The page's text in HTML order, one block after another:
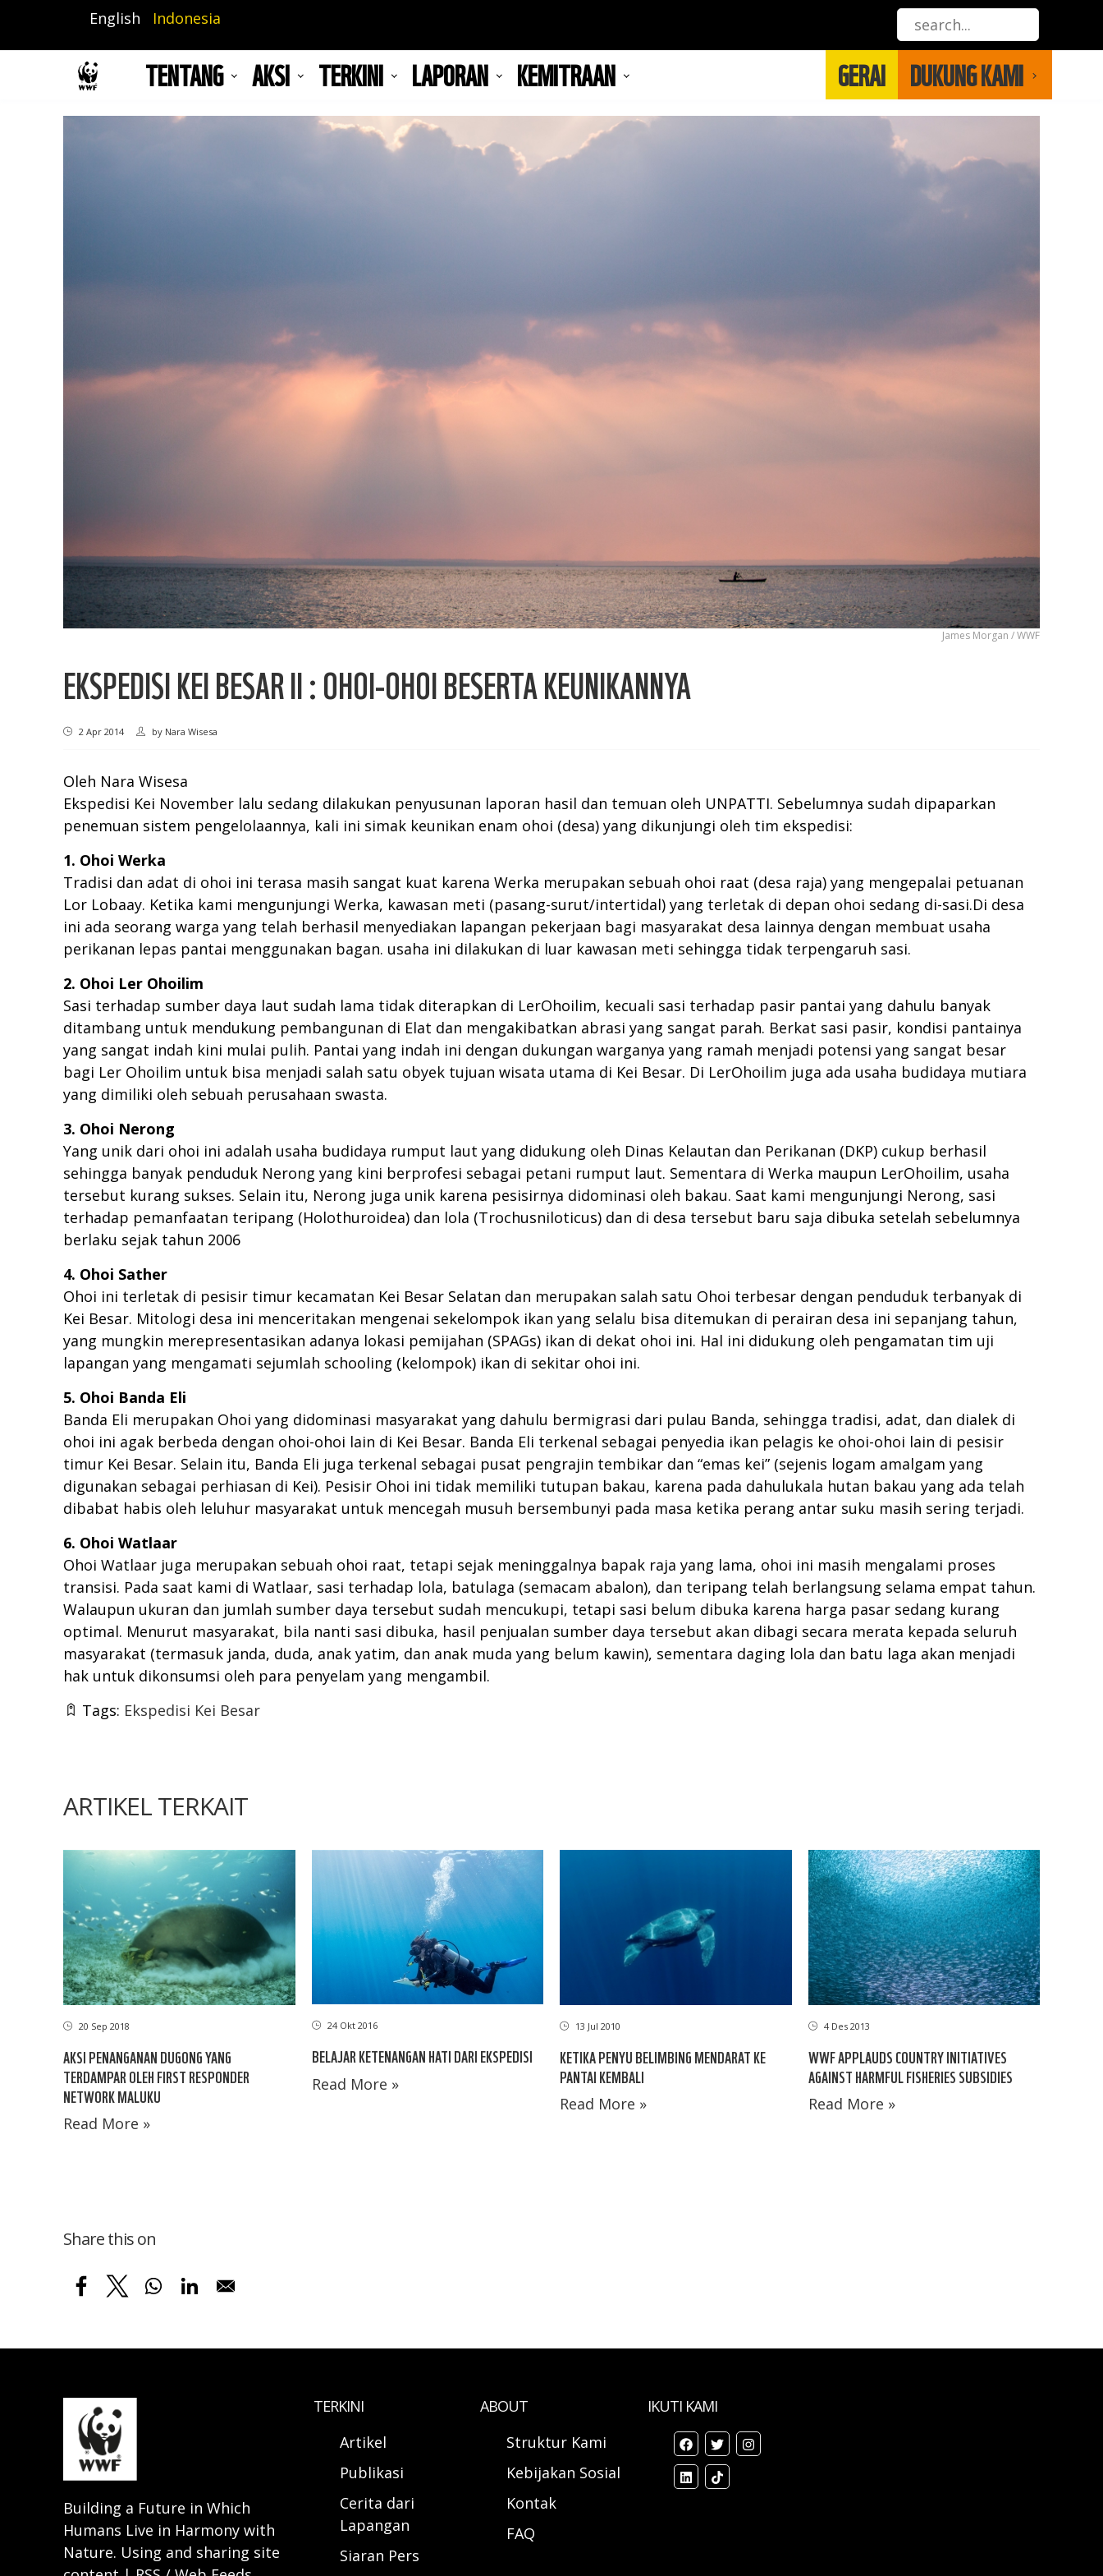
isi
English Indonesia
TENTANG AKSI TERKINI LAPORAN KEMITRAAN GERAI DUKUNG KAMI
James Morgan / WWF
EKSPEDISI KEI BESAR II : OHOI-OHOI BESERTA KEUNIKANNYA
2 Apr 2014 by Nara Wisesa
Oleh Nara Wisesa
Ekspedisi Kei November lalu sedang dilakukan penyusunan laporan hasil dan temuan oleh UNPATTI. Sebelumnya sudah dipaparkan
penemuan sistem pengelolaannya, kali ini simak keunikan enam ohoi (desa) yang dikunjungi oleh tim ekspedisi:
1. Ohoi Werka
Tradisi dan adat di ohoi ini terasa masih sangat kuat karena Werka merupakan sebuah ohoi raat (desa raja) yang mengepalai petuanan
Lor Lobaay. Ketika kami mengunjungi Werka, kawasan meti (pasang-surut/intertidal) yang terletak di depan ohoi sedang di-sasi.Di desa
ini ada seorang warga yang telah berhasil menyediakan lapangan pekerjaan bagi masyarakat desa lainnya dengan membuat usaha
perikanan lepas pantai menggunakan bagan. usaha ini dilakukan di luar kawasan meti sehingga tidak terpengaruh sasi.
2. Ohoi Ler Ohoilim
Sasi terhadap sumber daya laut sudah lama tidak diterapkan di LerOhoilim, kecuali sasi terhadap pasir pantai yang dahulu banyak
ditambang untuk mendukung pembangunan di Elat dan mengakibatkan abrasi yang sangat parah. Berkat sasi pasir, kondisi pantainya
yang sangat indah kini mulai pulih. Pantai yang indah ini dengan dukungan warganya yang ramah menjadi potensi yang sangat besar
bagi Ler Ohoilim untuk bisa menjadi salah satu obyek tujuan wisata utama di Kei Besar. Di LerOhoilim juga ada usaha budidaya mutiara
yang dimiliki oleh sebuah perusahaan swasta.
3. Ohoi Nerong
Yang unik dari ohoi ini adalah usaha budidaya rumput laut yang didukung oleh Dinas Kelautan dan Perikanan (DKP) cukup berhasil
sehingga banyak penduduk Nerong yang kini berprofesi sebagai petani rumput laut. Sementara di Werka maupun LerOhoilim, usaha
tersebut kurang sukses. Selain itu, Nerong juga unik karena pesisirnya didominasi oleh bakau. Saat kami mengunjungi Nerong, sasi
terhadap pemanfaatan teripang (Holothuroidea) dan lola (Trochusniloticus) dan di desa tersebut baru saja dibuka setelah sebelumnya
berlaku sejak tahun 2006
4. Ohoi Sather
Ohoi ini terletak di pesisir timur kecamatan Kei Besar Selatan dan merupakan salah satu Ohoi terbesar dengan penduduk terbanyak di
Kei Besar. Mitologi desa ini menceritakan mengenai sekelompok ikan yang selalu bisa ditemukan di perairan desa ini sepanjang tahun,
yang mungkin merepresentasikan adanya lokasi pemijahan (SPAGs) ikan di dekat ohoi ini. Hal ini didukung oleh pengamatan tim uji
lapangan yang mengamati sejumlah schooling (kelompok) ikan di sekitar ohoi ini.
5. Ohoi Banda Eli
Banda Eli merupakan Ohoi yang didominasi masyarakat yang dahulu bermigrasi dari pulau Banda, sehingga tradisi, adat, dan dialek di
ohoi ini agak berbeda dengan ohoi-ohoi lain di Kei Besar. Banda Eli terkenal sebagai penyedia ikan pelagis ke ohoi-ohoi lain di pesisir
timur Kei Besar. Selain itu, Banda Eli juga terkenal sebagai pusat pengrajin tembikar dan “emas kei” (sejenis logam amalgam yang
digunakan sebagai perhiasan di Kei). Pesisir Ohoi ini tidak memiliki tutupan bakau, karena pada dahulukala hutan bakau yang ada telah
dibabat habis oleh leluhur masyarakat untuk mencegah musuh bersembunyi pada masa ketika perang antar suku masih sering terjadi.
6. Ohoi Watlaar
Ohoi Watlaar juga merupakan sebuah ohoi raat, tetapi sejak meninggalnya bapak raja yang lama, ohoi ini masih mengalami proses
transisi. Pada saat kami di Watlaar, sasi terhadap lola, batulaga (semacam abalon), dan teripang telah berlangsung selama empat tahun.
Walaupun ukuran dan jumlah sumber daya tersebut sudah mencukupi, tetapi sasi belum dibuka karena harga pasar sedang kurang
optimal. Menurut masyarakat, bila nanti sasi dibuka, hasil penjualan sumber daya tersebut akan dibagi secara merata kepada seluruh
masyarakat (termasuk janda, duda, anak yatim, dan anak muda yang belum kawin), sementara daging lola dan batu laga akan menjadi
hak untuk dikonsumsi oleh para penyelam yang mengambil.
Tags: Ekspedisi Kei Besar
ARTIKEL TERKAIT
20 Sep 2018
AKSI PENANGANAN DUGONG YANG
TERDAMPAR OLEH FIRST RESPONDER
NETWORK MALUKU
Read More »
24 Okt 2016
BELAJAR KETENANGAN HATI DARI EKSPEDISI
Read More »
13 Jul 2010
KETIKA PENYU BELIMBING MENDARAT KE
PANTAI KEMBALI
Read More »
4 Des 2013
WWF APPLAUDS COUNTRY INITIATIVES
AGAINST HARMFUL FISHERIES SUBSIDIES
Read More »
Share this on
Building a Future in Which
Humans Live in Harmony with
Nature. Using and sharing site
TERKINI
Artikel
Publikasi
Cerita dari
Lapangan
Siaran Pers
ABOUT
Struktur Kami
Kebijakan Sosial
Kontak
FAQ
IKUTI KAMI